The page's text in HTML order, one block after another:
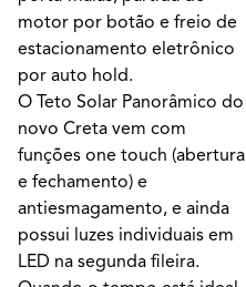
motor por botão e freio de
estacionamento eletrônico
por auto hold.
O Teto Solar Panorâmico do
novo Creta vem com
funções one touch (abertura
e fechamento) e
antiesmagamento, e ainda
possui luzes individuais em
LED na segunda fileira.